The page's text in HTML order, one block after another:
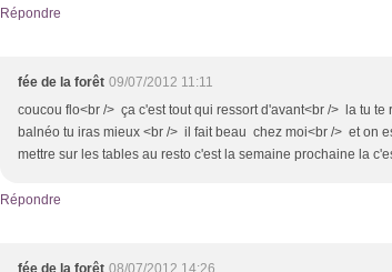
Répondre
fée de la forêt 09/07/2012 11:11
coucou flo<br /> ça c'est tout qui ressort d'avant<br /> la tu
balnéo tu iras mieux <br /> il fait beau chez moi<br /> et on
mettre sur les tables au resto c'est la semaine prochaine la
Répondre
fée de la forêt 08/07/2012 14:26